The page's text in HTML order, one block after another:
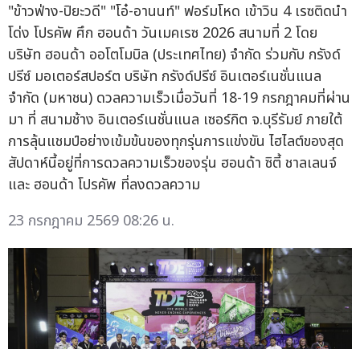
"ข้าวฟ่าง-ปิยะวดี" "โอ๋-อานนท์" ฟอร์มโหด เข้าวิน 4 เรซติดนำ
โด่ง โปรคัพ ศึก ฮอนด้า วันเมคเรซ 2026 สนามที่ 2 โดย
บริษัท ฮอนด้า ออโตโมบิล (ประเทศไทย) จำกัด ร่วมกับ กรังด์
ปรีซ์ มอเตอร์สปอร์ต บริษัท กรังด์ปรีซ์ อินเตอร์เนชั่นแนล
จำกัด (มหาชน) ดวลความเร็วเมื่อวันที่ 18-19 กรกฎาคมที่ผ่าน
มา ที่ สนามช้าง อินเตอร์เนชั่นแนล เซอร์กิต จ.บุรีรัมย์ ภายใต้
การลุ้นแชมป์อย่างเข้มข้นของทุกรุ่นการแข่งขัน ไฮไลต์ของสุด
สัปดาห์นี้อยู่ที่การดวลความเร็วของรุ่น ฮอนด้า ซิตี้ ชาลเลนจ์
และ ฮอนด้า โปรคัพ ที่ลงดวลความ
23 กรกฎาคม 2569 08:26 น.